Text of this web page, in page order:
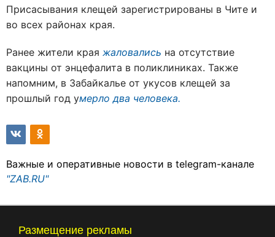
Присасывания клещей зарегистрированы в Чите и
во всех районах края.
Ранее жители края жаловались на отсутствие
вакцины от энцефалита в поликлиниках. Также
напомним, в Забайкалье от укусов клещей за
прошлый год умерло два человека.
Важные и оперативные новости в telegram-канале
"ZAB.RU"
Размещение рекламы